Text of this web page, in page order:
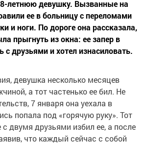
летнюю девушку. Вызванные на
ее в больницу с переломами
и ноги. По дороге она рассказала,
прыгнуть из окна: ее запер в
с друзьями и хотел изнасиловать.
девушка несколько месяцев
а тот частенько ее бил. Не
7 января она уехала в
попала под «горячую руку». Тот
двумя друзьями избил ее, а после
что каждый сейчас с собой